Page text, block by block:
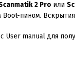
2 Pro или
пином.
User manual для